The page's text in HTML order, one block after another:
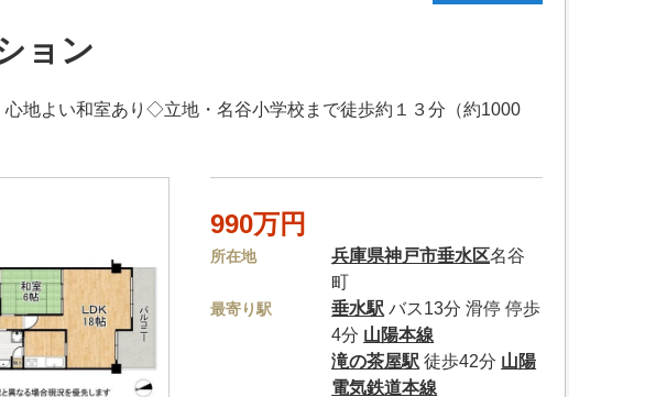
ョン
地よい和室あり◇立地・名谷小学校まで徒歩約１３分（約1000
990万円
所在地 兵庫県神戸市垂水区名谷
町
最寄り駅 垂水駅 バス13分 滑停 停歩
4分 山陽本線
滝の茶屋駅 徒歩42分 山陽
電気鉄道本線